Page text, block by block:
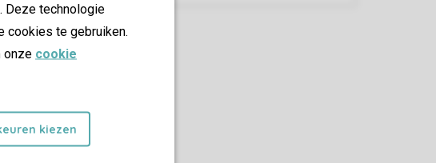
Deze technologie
cookies te gebruiken.
onze cookie
kiezen